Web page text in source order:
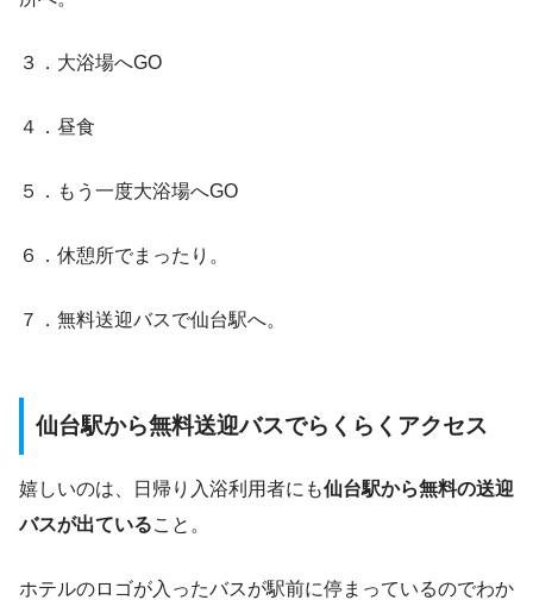
３．大浴場へGO
４．昼食
５．もう一度大浴場へGO
６．休憩所でまったり。
７．無料送迎バスで仙台駅へ。
仙台駅から無料送迎バスでらくらくアクセス
嬉しいのは、日帰り入浴利用者にも仙台駅から無料の送迎
バスが出ていること。
ホテルのロゴが入ったバスが駅前に停まっているのでわか